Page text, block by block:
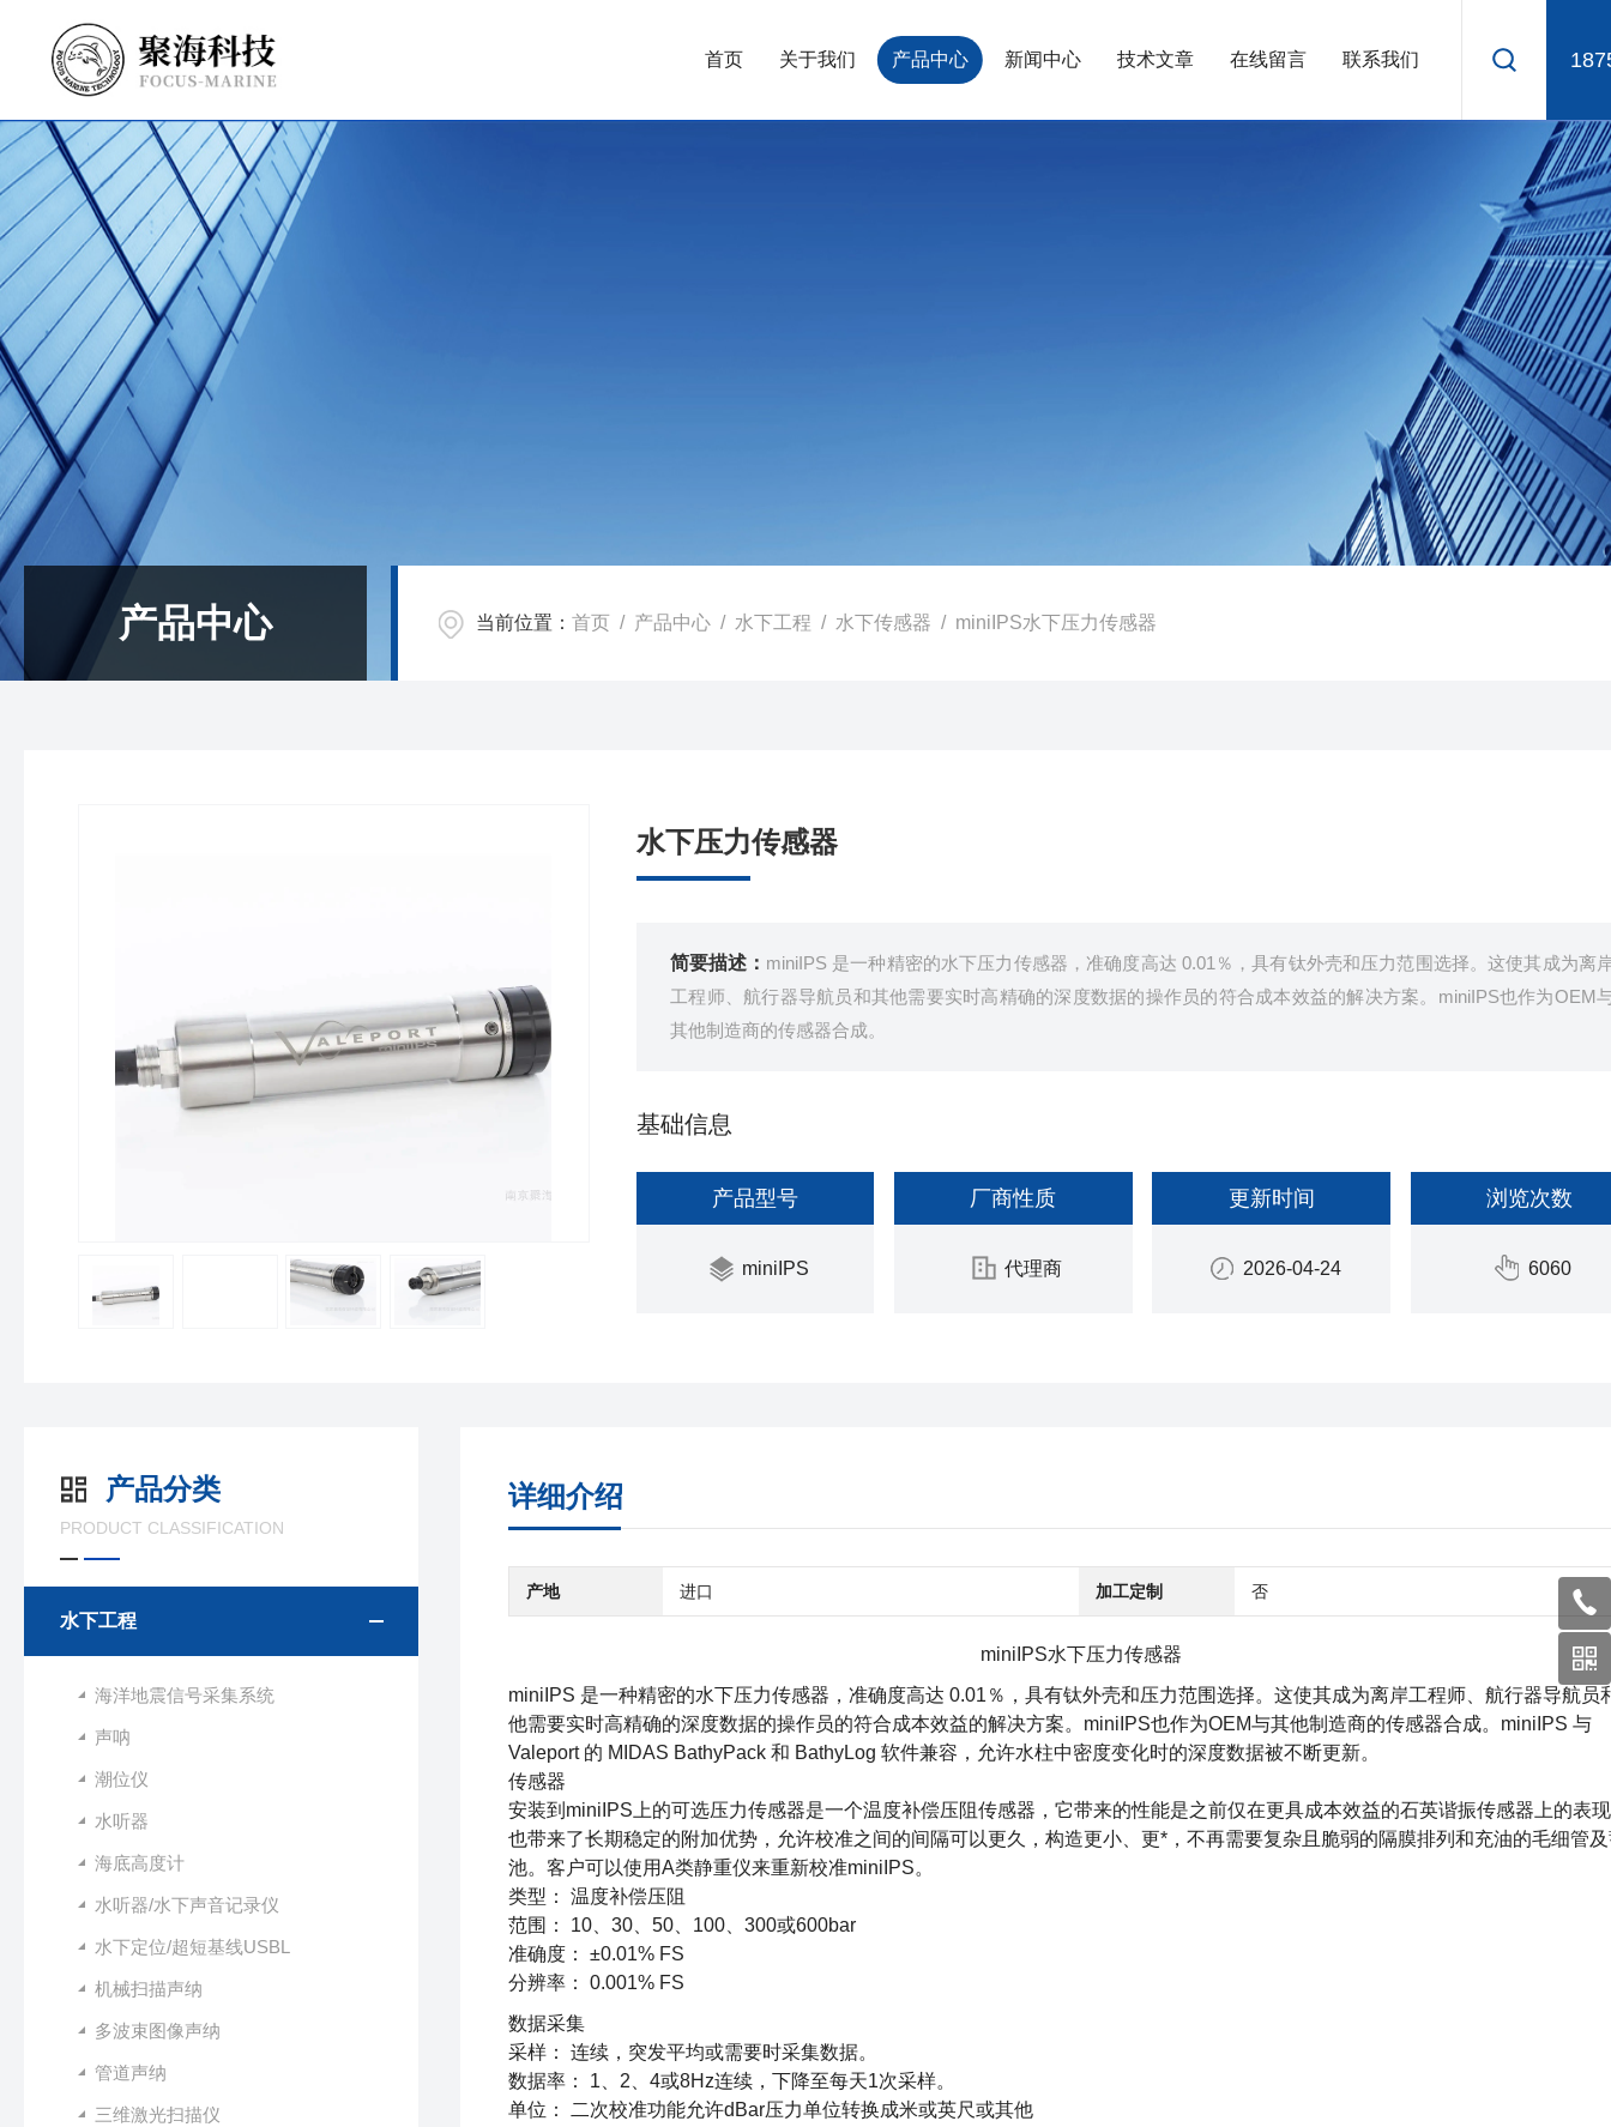
首页 关于我们 产品中心 新闻中心 技术文章 在线留言 联系我们
产品中心 当前位置： 首页 / 产品中心 / 水下工程 / 水下传感器 / miniIPS水下压力传感器
水下压力传感器
简要描述： miniIPS 是一种精密的水下压力传感器，准确度高达 0.01％，具有钛外壳和压力范围选择。这使其成为离
工程师、航行器导航员和其他需要实时高精确的深度数据的操作员的符合成本效益的解决方案。miniIPS也作为OEM
其他制造商的传感器合成。
基础信息
产品型号
miniIPS
厂商性质
代理商
更新时间
2026-04-24
浏览次数
6060
产品分类
PRODUCT CLASSIFICATION
水下工程
海洋地震信号采集系统
声呐
潮位仪
水听器
海底高度计
水听器/水下声音记录仪
水下定位/超短基线USBL
机械扫描声纳
多波束图像声纳
管道声纳
三维激光扫描仪
详细介绍
产地 进口 加工定制 否
miniIPS水下压力传感器
miniIPS 是一种精密的水下压力传感器 ，准确度高达 0.01％，具有钛外壳和压力范围选择。这使其成为离岸工程师、航行器导航员
他需要实时高精确的深度数据的操作员的符合成本效益的解决方案。miniIPS也作为OEM与其他制造商的传感器合成。miniIPS 与
Valeport 的 MIDAS BathyPack 和 BathyLog 软件兼容，允许水柱中密度变化时的深度数据被不断更新。
传感器
安装到miniIPS上的可选压力传感器是一个温度补偿压阻传感器，它带来的性能是之前仅在更具成本效益的石英谐振传感器上的表
也带来了长期稳定的附加优势，允许校准之间的间隔可以更久，构造更小、更*，不再需要复杂且脆弱的隔膜排列和充油的毛细管
池。客户可以使用A类静重仪来重新校准miniIPS。
类型： 温度补偿压阻
范围： 10、30、50、100、300或600bar
准确度： ±0.01% FS
分辨率： 0.001% FS
数据采集
采样： 连续，突发平均或需要时采集数据。
数据率： 1、2、4或8Hz连续，下降至每天1次采样。
单位： 二次校准功能允许dBar压力单位转换成米或英尺或其他